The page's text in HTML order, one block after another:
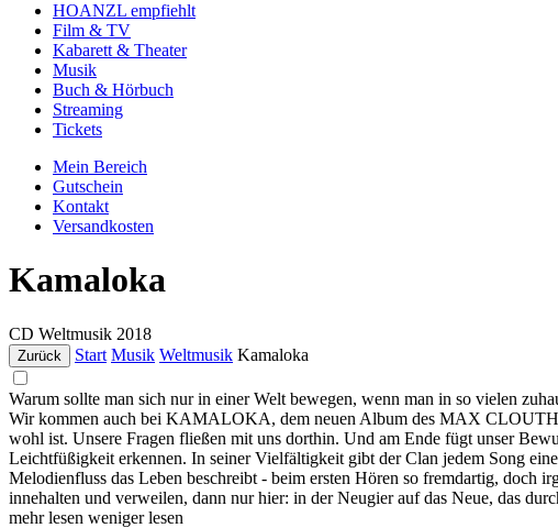
HOANZL empfiehlt
Film & TV
Kabarett & Theater
Musik
Buch & Hörbuch
Streaming
Tickets
Mein Bereich
Gutschein
Kontakt
Versandkosten
Kamaloka
CD Weltmusik 2018
Zurück Start Musik Weltmusik Kamaloka
Warum sollte man sich nur in einer Welt bewegen, wenn man in so vielen
Wir kommen auch bei KAMALOKA, dem neuen Album des MAX CLOUTH
wohl ist. Unsere Fragen fließen mit uns dorthin. Und am Ende fügt unser
Leichtfüßigkeit erkennen. In seiner Vielfältigkeit gibt der Clan jedem Song
Melodienfluss das Leben beschreibt - beim ersten Hören so fremdartig,
innehalten und verweilen, dann nur hier: in der Neugier auf das Neue, das
mehr lesen weniger lesen